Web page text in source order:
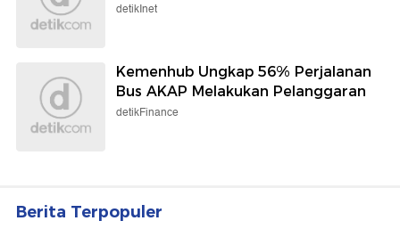
detikInet
Kemenhub Ungkap 56% Perjalanan
Bus AKAP Melakukan Pelanggaran
detikFinance
Berita Terpopuler